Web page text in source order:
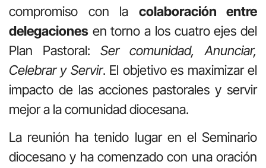
compromiso con la colaboración entre
delegaciones en torno a los cuatro ejes del
Plan Pastoral: Ser comunidad, Anunciar,
Celebrar y Servir. El objetivo es maximizar el
impacto de las acciones pastorales y servir
mejor a la comunidad diocesana.
La reunión ha tenido lugar en el Seminario
diocesano y ha comenzado con una oración